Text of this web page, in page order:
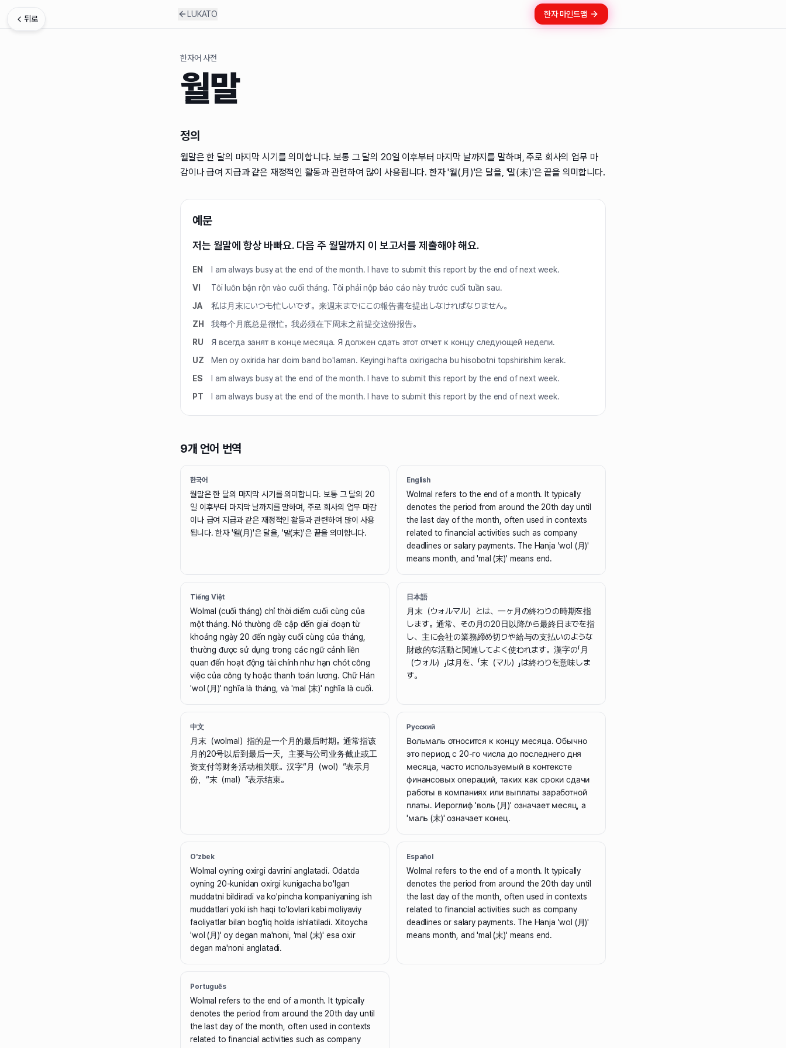
뒤로
LUKATO 한자 마인드맵
한자어 사전
월말
정의
월말은 한 달의 마지막 시기를 의미합니다. 보통 그 달의 20일 이후부터 마지막 날까지를 말하며, 주로 회사의 업무 마
감이나 급여 지급과 같은 재정적인 활동과 관련하여 많이 사용됩니다. 한자 '월(月)'은 달을, '말(末)'은 끝을 의미합니다.
예문
저는 월말에 항상 바빠요. 다음 주 월말까지 이 보고서를 제출해야 해요.
EN
I am always busy at the end of the month. I have to submit this report by the end of next week.
VI
Tôi luôn bận rộn vào cuối tháng. Tôi phải nộp báo cáo này trước cuối tuần sau.
JA
私は月末にいつも忙しいです。来週末までにこの報告書を提出しなければなりません。
ZH
我每个月底总是很忙。我必须在下周末之前提交这份报告。
RU
Я всегда занят в конце месяца. Я должен сдать этот отчет к концу следующей недели.
UZ
Men oy oxirida har doim band bo'laman. Keyingi hafta oxirigacha bu hisobotni topshirishim kerak.
ES
I am always busy at the end of the month. I have to submit this report by the end of next week.
PT
I am always busy at the end of the month. I have to submit this report by the end of next week.
9개 언어 번역
한국어
월말은 한 달의 마지막 시기를 의미합니다. 보통 그 달의 20
일 이후부터 마지막 날까지를 말하며, 주로 회사의 업무 마감
이나 급여 지급과 같은 재정적인 활동과 관련하여 많이 사용
됩니다. 한자 '월(月)'은 달을, '말(末)'은 끝을 의미합니다.
English
Wolmal refers to the end of a month. It typically
denotes the period from around the 20th day until
the last day of the month, often used in contexts
related to financial activities such as company
deadlines or salary payments. The Hanja 'wol (月)'
means month, and 'mal (末)' means end.
Tiếng Việt
Wolmal (cuối tháng) chỉ thời điểm cuối cùng của
một tháng. Nó thường đề cập đến giai đoạn từ
khoảng ngày 20 đến ngày cuối cùng của tháng,
thường được sử dụng trong các ngữ cảnh liên
quan đến hoạt động tài chính như hạn chót công
việc của công ty hoặc thanh toán lương. Chữ Hán
'wol (月)' nghĩa là tháng, và 'mal (末)' nghĩa là cuối.
日本語
月末（ウォルマル）とは、一ヶ月の終わりの時期を指
します。通常、その月の20日以降から最終日までを指
し、主に会社の業務締め切りや給与の支払いのような
財政的な活動と関連してよく使われます。漢字の「月
（ウォル）」は月を、「末（マル）」は終わりを意味しま
す。
中文
月末（wolmal）指的是一个月的最后时期。通常指该
月的20号以后到最后一天，主要与公司业务截止或工
资支付等财务活动相关联。汉字“月（wol）”表示月
份，“末（mal）”表示结束。
Русский
Вольмаль относится к концу месяца. Обычно
это период с 20-го числа до последнего дня
месяца, часто используемый в контексте
финансовых операций, таких как сроки сдачи
работы в компаниях или выплаты заработной
платы. Иероглиф 'воль (月)' означает месяц, а
'маль (末)' означает конец.
O'zbek
Wolmal oyning oxirgi davrini anglatadi. Odatda
oyning 20-kunidan oxirgi kunigacha bo'lgan
muddatni bildiradi va ko'pincha kompaniyaning ish
muddatlari yoki ish haqi to'lovlari kabi moliyaviy
faoliyatlar bilan bog'liq holda ishlatiladi. Xitoycha
'wol (月)' oy degan ma'noni, 'mal (末)' esa oxir
degan ma'noni anglatadi.
Español
Wolmal refers to the end of a month. It typically
denotes the period from around the 20th day until
the last day of the month, often used in contexts
related to financial activities such as company
deadlines or salary payments. The Hanja 'wol (月)'
means month, and 'mal (末)' means end.
Português
Wolmal refers to the end of a month. It typically
denotes the period from around the 20th day until
the last day of the month, often used in contexts
related to financial activities such as company